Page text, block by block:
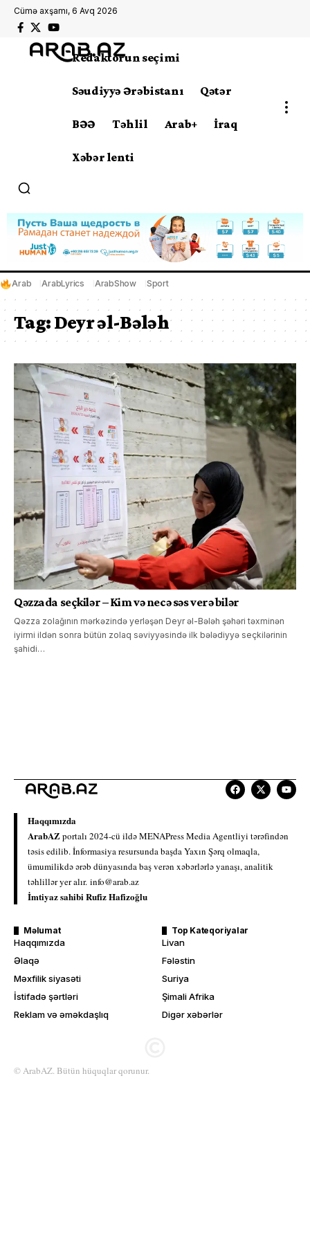
Cümə axşamı, 6 Avq 2026
Redaktorun seçimi
Səudiyyə Ərəbistanı Qətər
BƏƏ Təhlil Arab+ İraq
Xəbər lenti
Arab ArabLyrics ArabShow Sport
Tag:Deyr əl-Bələh
Qəzzada seçkilər – Kim və necə səs verə bilər
Qəzza zolağının mərkəzində yerləşən Deyr əl-Bələh şəhəri təxminən
iyirmi ildən sonra bütün zolaq səviyyəsində ilk bələdiyyə seçkilərinin
şahidi…
Haqqımızda
ArabAZportalı 2024-cü ildə MENAPress Media Agentliyi tərəfindən
təsis edilib. İnformasiya resursunda başda Yaxın Şərq olmaqla,
ümumilikdə ərəb dünyasında baş verən xəbərlərlə yanaşı, analitik
təhlillər yer alır. info@arab.az
İmtiyaz sahibi Rufiz Hafizoğlu
Məlumat
Haqqımızda
Əlaqə
Məxfilik siyasəti
İstifadə şərtləri
Reklam və əməkdaşlıq
Top Kateqoriyalar
Livan
Fələstin
Suriya
Şimali Afrika
Digər xəbərlər
© ArabAZ. Bütün hüquqlar qorunur.